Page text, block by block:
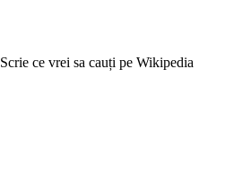
Scrie ce vrei sa cauți pe Wikipedia